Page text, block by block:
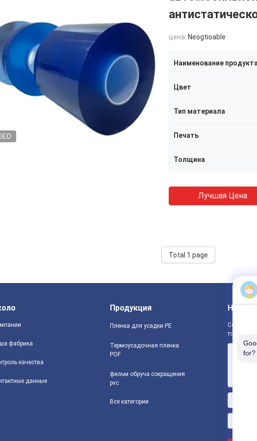
цена: Neogtioable
Наименование продукта
Цвет
Тип материала
Печать
Толщина
Лучшая Цена
Total 1 page
фабрика
качества
данные
Продукция
Пленка для усадки PE
Термоусадочная пленка
POF
фильм обруча сокращения
pvc
Все категории
Сообщите
товары.
for?